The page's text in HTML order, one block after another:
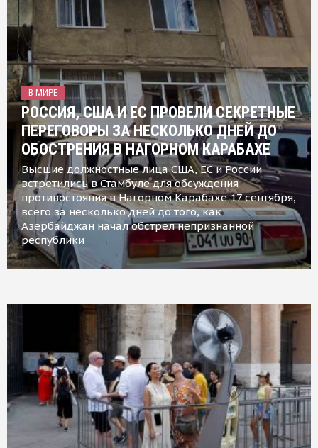
В МИРЕ
РОССИЯ, США И ЕС ПРОВЕЛИ СЕКРЕТНЫЕ
ПЕРЕГОВОРЫ ЗА НЕСКОЛЬКО ДНЕЙ ДО
ОБОСТРЕНИЯ В НАГОРНОМ КАРАБАХЕ
Высшие должностные лица США, ЕС и России
встретились в Стамбуле для обсуждения
противостояния в Нагорном Карабахе 17 сентября,
всего за несколько дней до того, как
Азербайджан начал обстрел непризнанной
республики